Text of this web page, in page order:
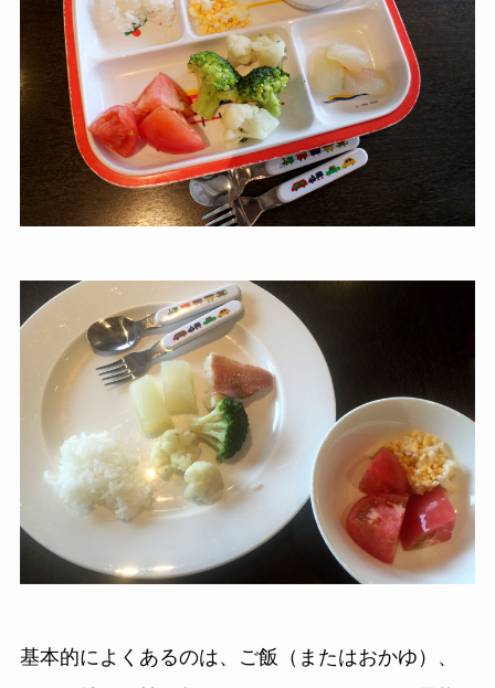
基本的によくあるのは、ご飯（またはおかゆ）、